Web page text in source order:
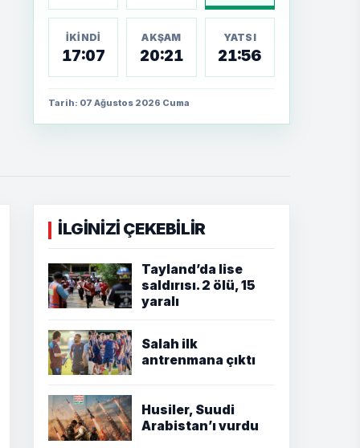
İKINDI
17:07
AKŞAM
20:21
YATSI
21:56
Tarih: 07 Ağustos 2026 Cuma
İLGİNİZİ ÇEKEBİLİR
Tayland’da lise
saldırısı. 2 ölü, 15
yaralı
Salah ilk
antrenmana çıktı
Husiler, Suudi
Arabistan’ı vurdu